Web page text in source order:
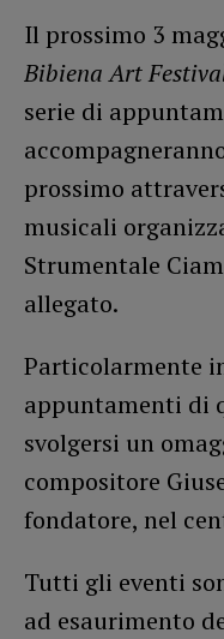
Il prossimo 3
Bibiena Art
serie di
prossimo
musicali
Strumentale
allegato.
Particolarmente
appuntamenti di
svolgersi un
compositore
fondatore, nel
Tutti gli eventi
ad esaurimento